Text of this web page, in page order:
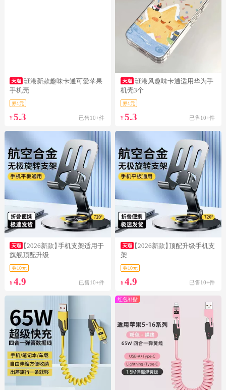
班港新款趣味卡通可爱苹果
手机壳
券1元
¥ 5.3 已售10+件
班港风趣味卡通适用华为手
机壳3个
券1元
¥5.3 已售10+件
【2026新款】手机支架适用于
旗舰顶配升级
券10元
¥ 4.9 已售10+件
【2026新款】顶配升级手机支
架
券10元
¥4.9 已售10+件
红包补贴